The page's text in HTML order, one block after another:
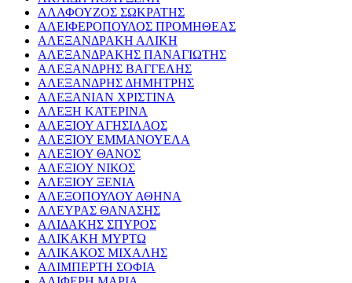
ΑΛΑΦΟΥΖΟΣ ΣΩΚΡΑΤΗΣ
ΑΛΕΙΦΕΡΟΠΟΥΛΟΣ ΠΡΟΜΗΘΕΑΣ
ΑΛΕΞΑΝΔΡΑΚΗ ΑΛΙΚΗ
ΑΛΕΞΑΝΔΡΑΚΗΣ ΠΑΝΑΓΙΩΤΗΣ
ΑΛΕΞΑΝΔΡΗΣ ΒΑΓΓΕΛΗΣ
ΑΛΕΞΑΝΔΡΗΣ ΔΗΜΗΤΡΗΣ
ΑΛΕΞΑΝΙΑΝ ΧΡΙΣΤΙΝΑ
ΑΛΕΞΗ ΚΑΤΕΡΙΝΑ
ΑΛΕΞΙΟΥ ΑΓΗΣΙΛΑΟΣ
ΑΛΕΞΙΟΥ ΕΜΜΑΝΟΥΕΛΑ
ΑΛΕΞΙΟΥ ΘΑΝΟΣ
ΑΛΕΞΙΟΥ ΝΙΚΟΣ
ΑΛΕΞΙΟΥ ΞΕΝΙΑ
ΑΛΕΞΟΠΟΥΛΟΥ ΑΘΗΝΑ
ΑΛΕΥΡΑΣ ΘΑΝΑΣΗΣ
ΑΛΙΔΑΚΗΣ ΣΠΥΡΟΣ
ΑΛΙΚΑΚΗ ΜΥΡΤΩ
ΑΛΙΚΑΚΟΣ ΜΙΧΑΛΗΣ
ΑΛΙΜΠΕΡΤΗ ΣΟΦΙΑ